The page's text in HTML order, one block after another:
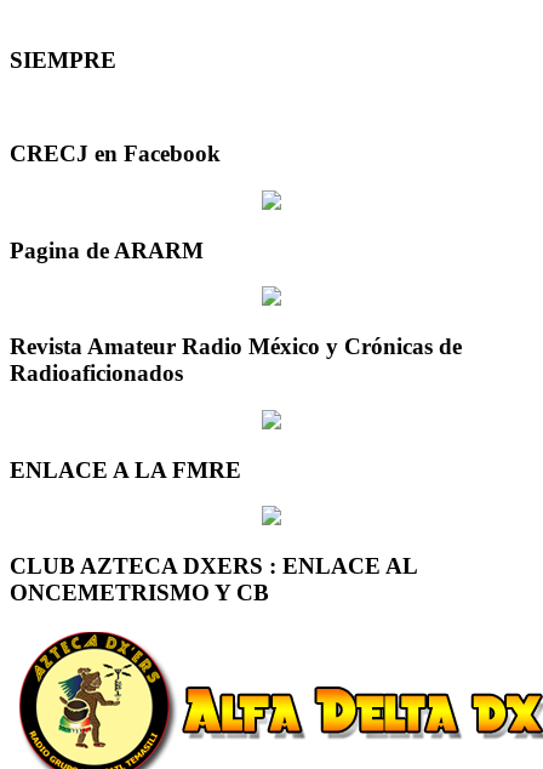
SIEMPRE
CRECJ en Facebook
Pagina de ARARM
Revista Amateur Radio México y Crónicas de
Radioaficionados
ENLACE A LA FMRE
CLUB AZTECA DXERS : ENLACE AL
ONCEMETRISMO Y CB